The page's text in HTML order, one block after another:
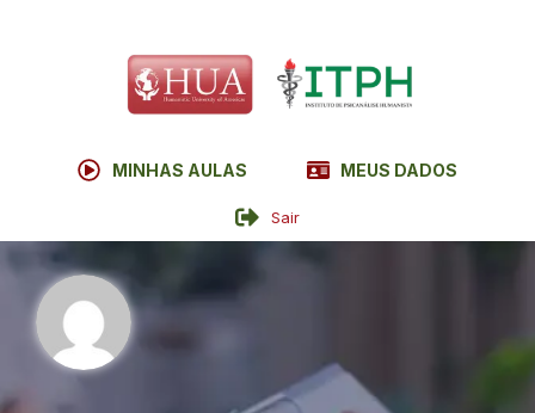
MINHAS AULAS MEUS DADOS
Sair